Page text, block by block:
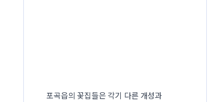
포곡읍의 꽃집들은 각기 다른 개성과